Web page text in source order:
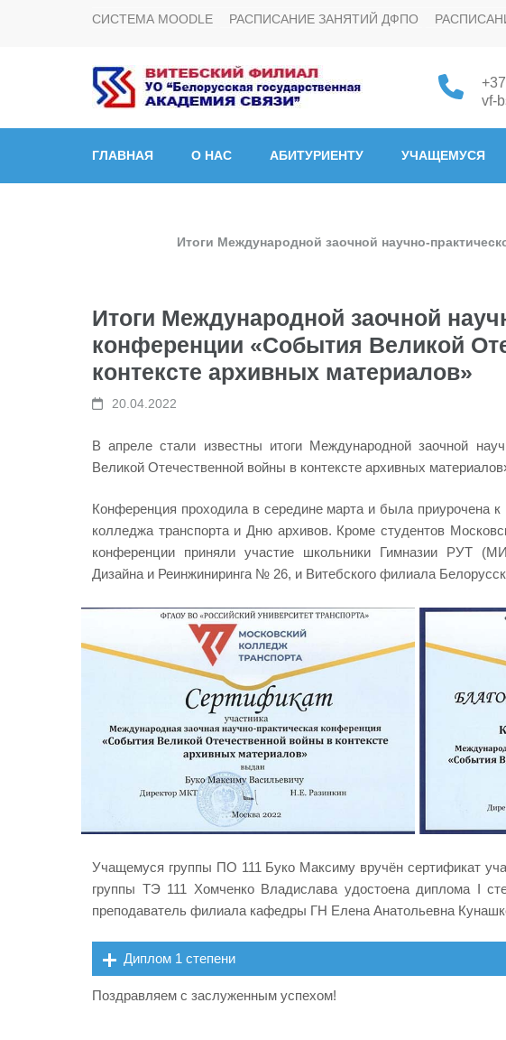
СИСТЕМА MOODLE РАСПИСАНИЕ ЗАНЯТИЙ ДФПО
Витебский филиал УО
vf-
ГЛАВНАЯ О НАС АБИТУРИЕНТУ УЧАЩЕМУСЯ
Итоги Международной заочной научно-
Итоги Международной заочной
конференции «События Великой
контексте архивных материалов»
20.04.2022
В апреле стали известны итоги Международной заочной
Великой Отечественной войны в контексте архивных
Конференция проходила в середине марта и была приурочена
колледжа транспорта и Дню архивов. Кроме студентов
конференции приняли участие школьники Гимназии РУТ
Дизайна и Реинжиниринга № 26, и Витебского филиала
Учащемуся группы ПО 111 Буко Максиму вручён сертификат
группы ТЭ 111 Хомченко Владислава удостоена диплома I
преподаватель филиала кафедры ГН Елена Анатольевна
Диплом 1 степени
Поздравляем с заслуженным успехом!